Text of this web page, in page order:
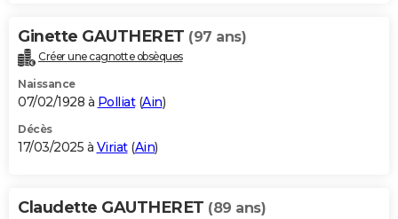
Ginette GAUTHERET (97 ans)
Créer une cagnotte obsèques
Naissance
07/02/1928 à Polliat(Ain)
Décès
17/03/2025 à Viriat(Ain)
Claudette GAUTHERET (89 ans)